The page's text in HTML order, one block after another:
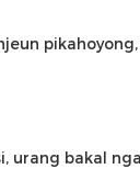
urang bakal